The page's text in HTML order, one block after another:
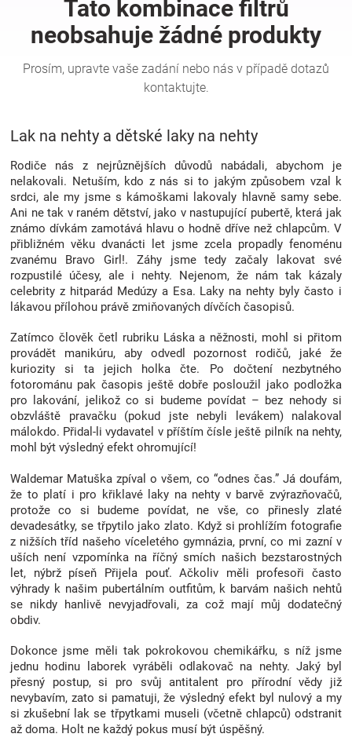
Hračky
pro
děti
Těhotenské
oblečení
Značky
Blog
Hračkářství
Přihlášení
Lak na nehty a dětské laky na nehty
Rodiče nás z nejrůznějších důvodů nabádali, abychom je
nelakovali. Netuším, kdo z nás si to jakým způsobem vzal k
srdci, ale my jsme s kámoškami lakovaly hlavně samy sebe.
Ani ne tak v raném dětství, jako v nastupující pubertě, která jak
známo dívkám zamotává hlavu o hodně dříve než chlapcům. V
přibližném věku dvanácti let jsme zcela propadly fenoménu
zvanému Bravo Girl!. Záhy jsme tedy začaly lakovat své
rozpustilé účesy, ale i nehty. Nejenom, že nám tak kázaly
celebrity z hitparád Medúzy a Esa. Laky na nehty byly často i
lákavou přílohou právě zmiňovaných dívčích časopisů.
Zatímco člověk četl rubriku Láska a něžnosti, mohl si přitom
provádět manikúru, aby odvedl pozornost rodičů, jaké že
kuriozity si ta jejich holka čte. Po dočtení nezbytného
fotorománu pak časopis ještě dobře posloužil jako podložka
pro lakování, jelikož co si budeme povídat – bez nehody si
obzvláště pravačku (pokud jste nebyli levákem) nalakoval
málokdo. Přidal-li vydavatel v příštím čísle ještě pilník na nehty,
mohl být výsledný efekt ohromující!
Waldemar Matuška zpíval o všem, co “odnes čas.” Já doufám,
že to platí i pro křiklavé laky na nehty v barvě zvýrazňovačů,
protože co si budeme povídat, ne vše, co přinesly zlaté
devadesátky, se třpytilo jako zlato. Když si prohlížím fotografie
z nižších tříd našeho víceletého gymnázia, první, co mi zazní v
uších není vzpomínka na říčný smích našich bezstarostných
let, nýbrž píseň Přijela pouť. Ačkoliv měli profesoři často
výhrady k našim pubertálním outfitům, k barvám našich nehtů
se nikdy hanlivě nevyjadřovali, za což mají můj dodatečný
obdiv.
Dokonce jsme měli tak pokrokovou chemikářku, s níž jsme
jednu hodinu laborek vyráběli odlakovač na nehty. Jaký byl
přesný postup, si pro svůj antitalent pro přírodní vědy již
nevybavím, zato si pamatuji, že výsledný efekt byl nulový a my
si zkušební lak se třpytkami museli (včetně chlapců) odstranit
až doma. Holt ne každý pokus musí být úspěšný.